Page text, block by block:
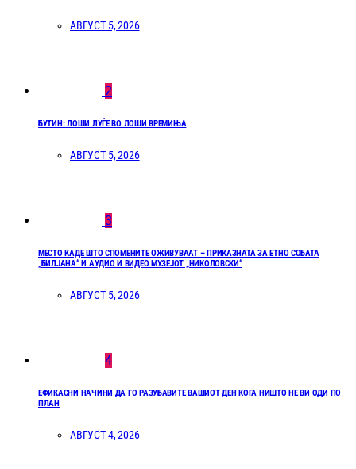
АВГУСТ 5, 2026
2
БУТИН: ЛОШИ ЛУЃЕ ВО ЛОШИ ВРЕМИЊА
АВГУСТ 5, 2026
3
МЕСТО КАДЕ ШТО СПОМЕНИТЕ ОЖИВУВААТ – ПРИКАЗНАТА ЗА ЕТНО СОБАТА
„БИЛЈАНА“ И АУДИО И ВИДЕО МУЗЕЈОТ „НИКОЛОВСКИ“
АВГУСТ 5, 2026
4
ЕФИКАСНИ НАЧИНИ ДА ГО РАЗУБАВИТЕ ВАШИОТ ДЕН КОГА НИШТО НЕ ВИ ОДИ ПО
ПЛАН
АВГУСТ 4, 2026